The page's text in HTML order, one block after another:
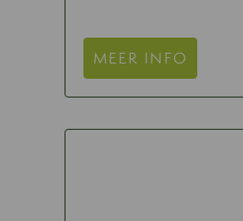
MEER INFO